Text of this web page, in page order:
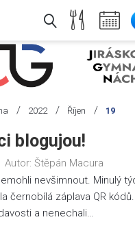
/ 2022 / Říjen / 19
blogujou!
Autor: Štěpán Macura
nevšimnout. Minulý
černobílá záplava QR
a nenechali…